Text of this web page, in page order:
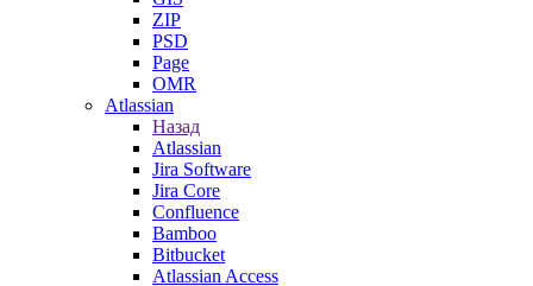
ZIP
PSD
Page
OMR
Atlassian
Назад
Atlassian
Jira Software
Jira Core
Confluence
Bamboo
Bitbucket
Atlassian Access